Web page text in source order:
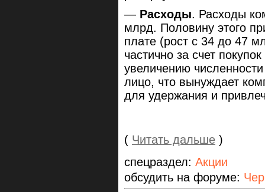
— Расходы. Расходы
млрд. Половину этого
плате (рост с 34 до 47
частично за счет
увеличению
лицо, что вынуждает
для удержания и
( Читать дальше )
спецраздел: Акции
обсудить на форуме: